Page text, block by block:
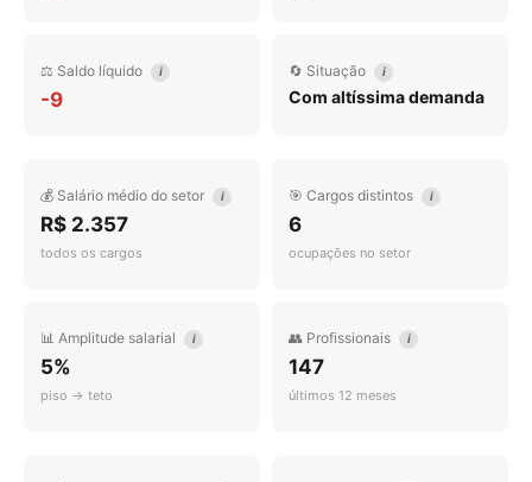
⚖️ Saldo líquido i
-9
🔄 Situação i
Com altíssima demanda
💰 Salário médio do setor i
R$ 2.357
todos os cargos
🎯 Cargos distintos i
6
ocupações no setor
📊 Amplitude salarial i
5%
piso → teto
👥 Profissionais i
147
últimos 12 meses